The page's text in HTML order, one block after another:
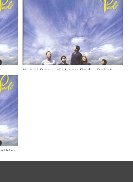
Kunci Dan Lirik Lagu Padi - Sobat